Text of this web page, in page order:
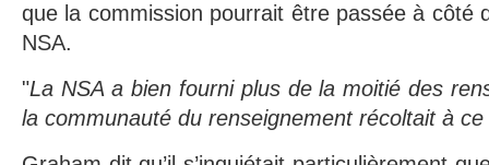
que la commission pourrait être passée à côté
NSA.
"La NSA a bien fourni plus de la moitié des
la communauté du renseignement récoltait à